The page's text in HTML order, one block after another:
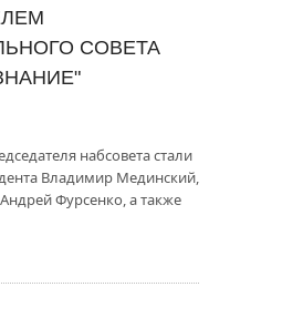
СОВЕТА
набсовета стали
Владимир Мединский,
Фурсенко, а также